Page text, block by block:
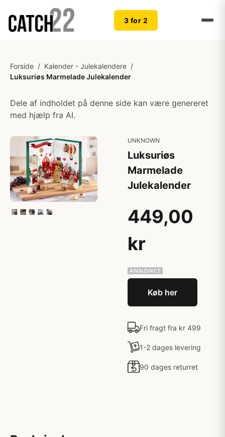
3 for 2
Forside / Kalender - Julekalendere /
Luksuriøs Marmelade Julekalender
Dele af indholdet på denne side kan være genereret
med hjælp fra AI.
UNKNOWN
Luksuriøs
Marmelade
Julekalender
449,00
kr
Køb her
Fri fragt fra kr 499
1-2 dages levering
90 dages returret